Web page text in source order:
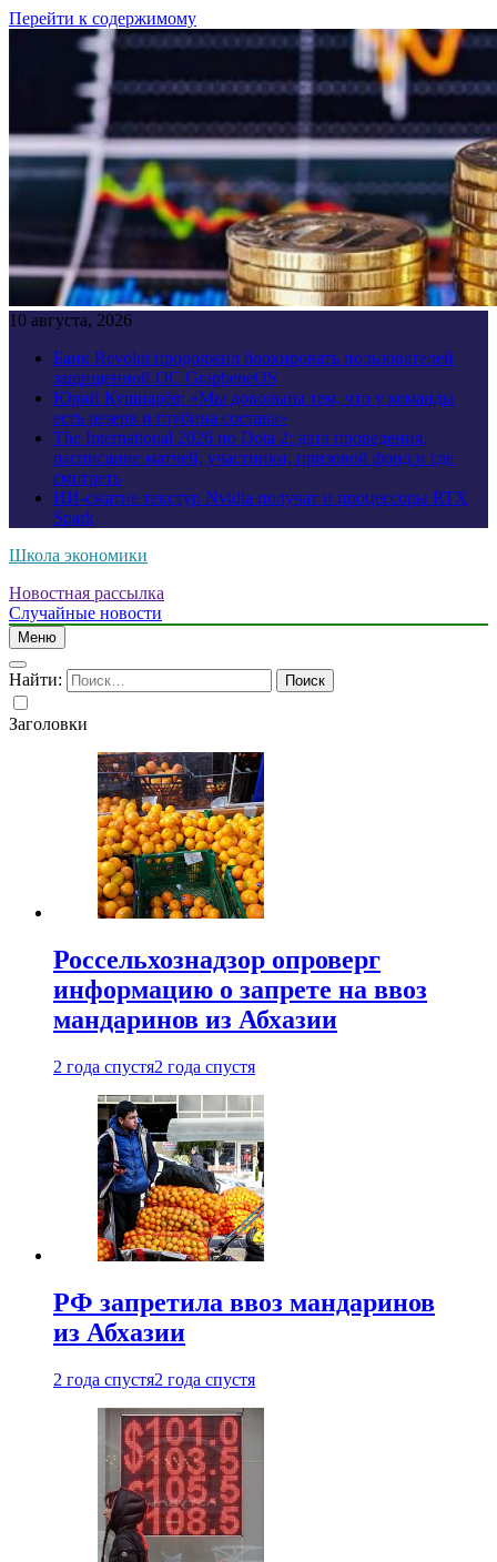
Перейти к содержимому
10 августа, 2026
Банк Revolut продолжил блокировать пользователей
защищенной ОС GrapheneOS
Юрий Кушнарёв: «Мы довольны тем, что у команды
есть резерв и глубина состава»
The International 2026 по Dota 2: дата проведения,
расписание матчей, участники, призовой фонд и где
смотреть
ИИ-сжатие текстур Nvidia получат и процессоры RTX
Spark
Школа экономики
Новостная рассылка
Случайные новости
Меню
Найти:
Заголовки
Россельхознадзор опроверг
информацию о запрете на ввоз
мандаринов из Абхазии
2 года спустя2 года спустя
РФ запретила ввоз мандаринов
из Абхазии
2 года спустя2 года спустя